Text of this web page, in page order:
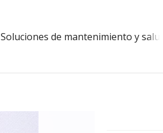
Soluciones de mantenimiento y salud